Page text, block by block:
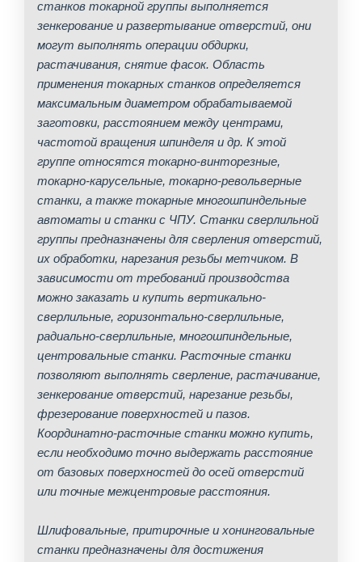
станков токарной группы выполняется
зенкерование и развертывание отверстий, они
могут выполнять операции обдирки,
растачивания, снятие фасок. Область
применения токарных станков определяется
максимальным диаметром обрабатываемой
заготовки, расстоянием между центрами,
частотой вращения шпинделя и др. К этой
группе относятся токарно-винторезные,
токарно-карусельные, токарно-револьверные
станки, а также токарные многошпиндельные
автоматы и станки с ЧПУ. Станки сверлильной
группы предназначены для сверления отверстий,
их обработки, нарезания резьбы метчиком. В
зависимости от требований производства
можно заказать и купить вертикально-
сверлильные, горизонтально-сверлильные,
радиально-сверлильные, многошпиндельные,
центровальные станки. Расточные станки
позволяют выполнять сверление, растачивание,
зенкерование отверстий, нарезание резьбы,
фрезерование поверхностей и пазов.
Координатно-расточные станки можно купить,
если необходимо точно выдержать расстояние
от базовых поверхностей до осей отверстий
или точные межцентровые расстояния.
Шлифовальные, притирочные и хонинговальные
станки предназначены для достижения